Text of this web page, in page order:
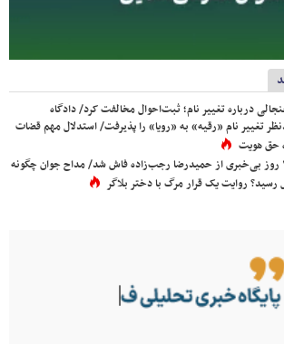
درباره تغییر نام؛ ثبت‌احوال مخالفت کرد/ دادگاه
تغییر نام «رقیه» به «رویا» را پذیرفت/ استدلال مهم قضات
حق هویت
راز ۱۵ روز بی‌خبری از حمیدرضا رجب‌زاده فاش شد/ مداح جوان چگونه
رسید؟ روایت یک قرار مرگ با دختر بلاگر